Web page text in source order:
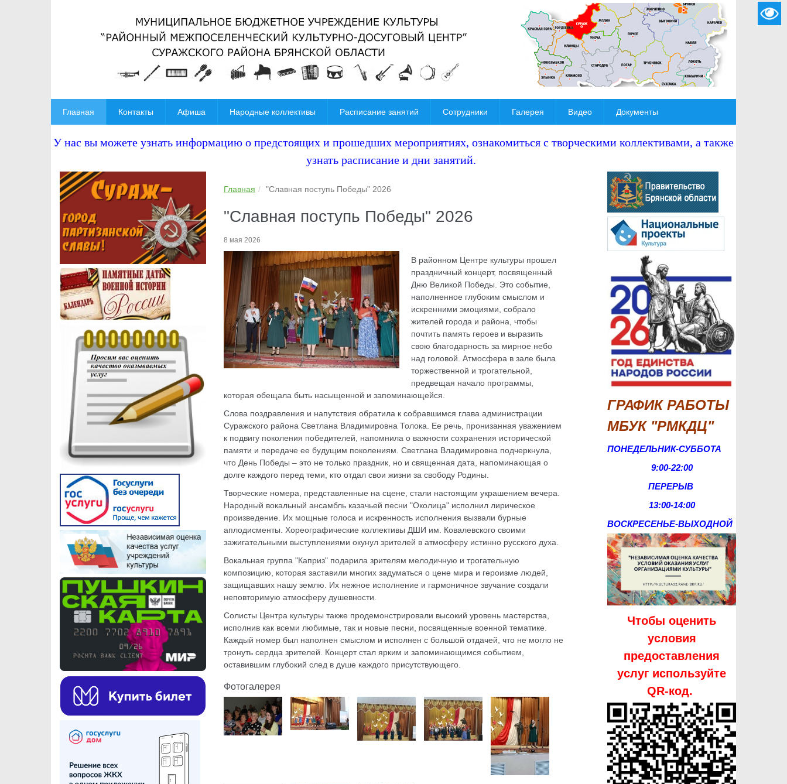
Главная Контакты Афиша Народные коллективы Расписание занятий Сотрудники Галерея Видео Документы
У нас вы можете узнать информацию о предстоящих и прошедших мероприятиях, ознакомиться с творческими коллективами, а также
узнать расписание и дни занятий.
ГРАФИК РАБОТЫ
МБУК "РМКДЦ"
ПОНЕДЕЛЬНИК-СУББОТА
9:00-22:00
ПЕРЕРЫВ
13:00-14:00
ВОСКРЕСЕНЬЕ-ВЫХОДНОЙ
Чтобы оценить
условия
предоставления
услуг используйте
QR-код.
Главная "Славная поступь Победы" 2026
"Славная поступь Победы" 2026
8 мая 2026
В районном Центре культуры прошел
праздничный концерт, посвященный
Дню Великой Победы. Это событие,
наполненное глубоким смыслом и
искренними эмоциями, собрало
жителей города и района, чтобы
почтить память героев и выразить
свою благодарность за мирное небо
над головой. Атмосфера в зале была
торжественной и трогательной,
предвещая начало программы,
которая обещала быть насыщенной и запоминающейся.
Слова поздравления и напутствия обратила к собравшимся глава администрации
Суражского района Светлана Владимировна Толока. Ее речь, пронизанная уважением
к подвигу поколения победителей, напомнила о важности сохранения исторической
памяти и передаче ее будущим поколениям. Светлана Владимировна подчеркнула,
что День Победы – это не только праздник, но и священная дата, напоминающая о
долге каждого перед теми, кто отдал свои жизни за свободу Родины.
Творческие номера, представленные на сцене, стали настоящим украшением вечера.
Народный вокальный ансамбль казачьей песни "Околица" исполнил лирическое
произведение. Их мощные голоса и искренность исполнения вызвали бурные
аплодисменты. Хореографические коллективы ДШИ им. Ковалевского своими
зажигательными выступлениями окунул зрителей в атмосферу истинно русского духа.
Вокальная группа "Каприз" подарила зрителям мелодичную и трогательную
композицию, которая заставили многих задуматься о цене мира и героизме людей,
защищавших нашу землю. Их нежное исполнение и гармоничное звучание создали
неповторимую атмосферу душевности.
Солисты Центра культуры также продемонстрировали высокий уровень мастерства,
исполнив как всеми любимые, так и новые песни, посвященные военной тематике.
Каждый номер был наполнен смыслом и исполнен с большой отдачей, что не могло не
тронуть сердца зрителей. Концерт стал ярким и запоминающимся событием,
оставившим глубокий след в душе каждого присутствующего.
Фотогалерея